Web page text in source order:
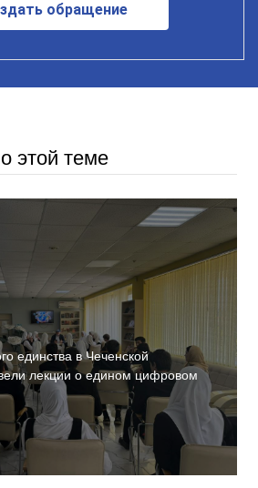
обращение
этой теме
единства в Чеченской
лекции о едином цифровом